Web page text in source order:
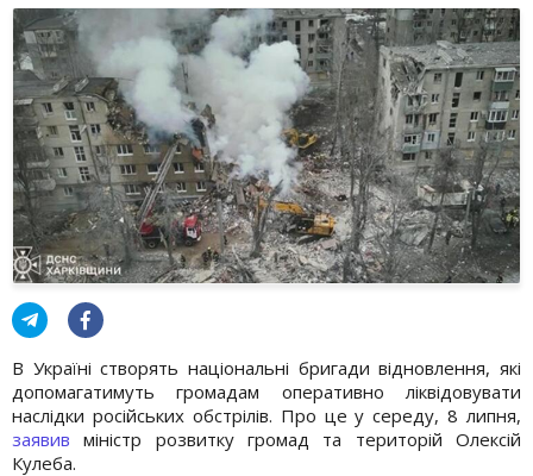
В Україні створять національні бригади відновлення, які
допомагатимуть громадам оперативно ліквідовувати
наслідки російських обстрілів. Про це у середу, 8 липня,
заявив міністр розвитку громад та територій Олексій
Кулеба.